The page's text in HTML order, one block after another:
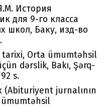
История
для 9-го класса
школ, Баку, изд-во
tarixi, Orta ümumtəhsil
dərslik, Bakı, Şərq-
s.
(Abituriyent jurnalının
ümumtəhsil